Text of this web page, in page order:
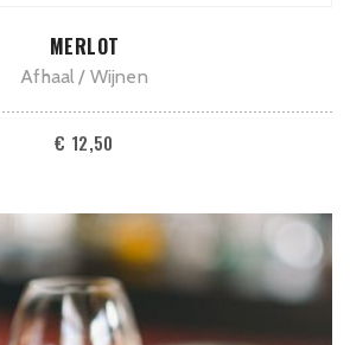
AAN WINKELWAGEN
MERLOT
Afhaal Wijnen
€ 12,50